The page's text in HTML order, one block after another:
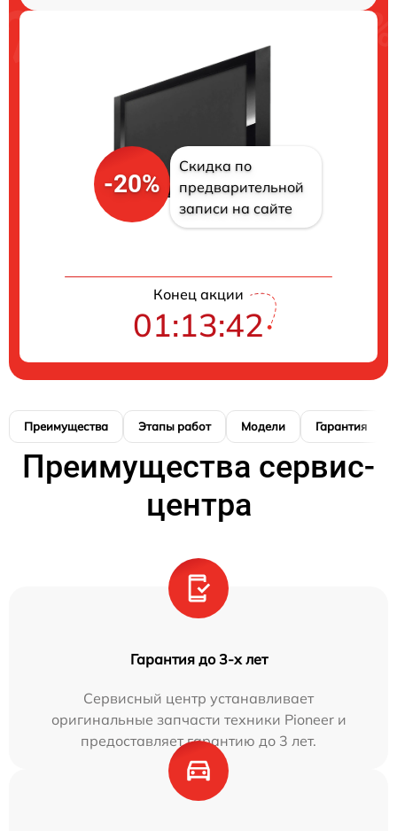
-20%
Скидка по
предварительной
записи на сайте
Конец акции
01:13:41
Преимущества Этапы работ Модели Гарантия
Преимущества сервис-
центра
Гарантия до 3-х лет
Сервисный центр устанавливает
оригинальные запчасти техники Pioneer и
предоставляет гарантию до 3 лет.